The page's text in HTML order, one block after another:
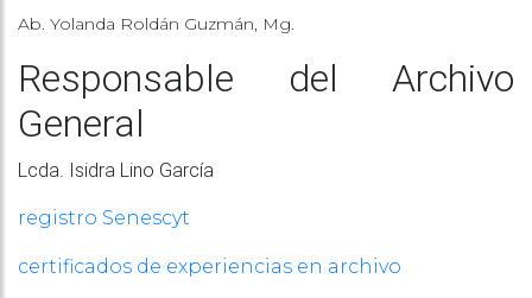
Ab. Yolanda Roldán Guzmán, Mg.
Responsable del Archivo
General
Lcda. Isidra Lino García
registro Senescyt
certificados de experiencias en archivo